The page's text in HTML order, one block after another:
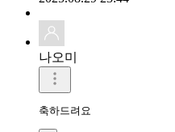
나오미
축하드려요